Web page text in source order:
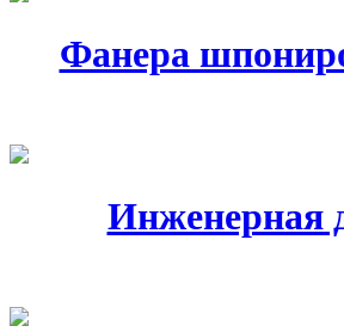
Фанера
Инженерная